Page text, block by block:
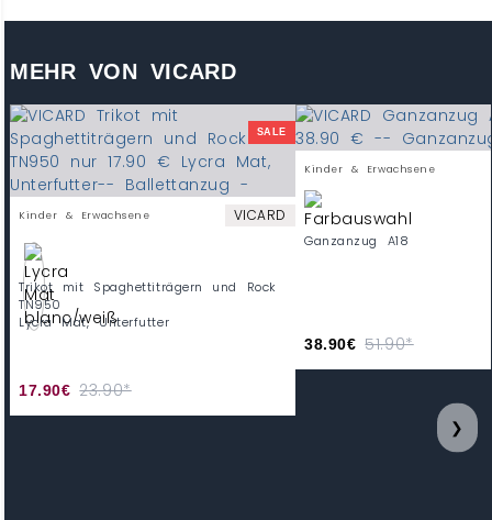
MEHR VON VICARD
SALE
Kinder & Erwachsene VICARD
Trikot mit Spaghettiträgern und Rock
TN950
Lycra Mat, Unterfutter
17.90€ 23.90*
Kinder & Erwachsene
Ganzanzug A18
38.90€ 51.90*
❯